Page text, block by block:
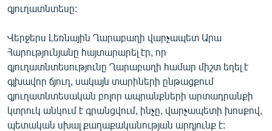
գյուղատնտեսը:
Վերջերս Լեռնային Ղարաբաղի վարչապետ Արա
Հարությունյանը հայտարարել էր, որ
գյուղատնտեսությունը Ղարաբաղի համար միշտ եղել է
գլխավոր ճյուղ, սակայն տարիների ընթացքում
գյուղատնտեսական բոլոր ապրանքների արտադրանքի
կտրուկ անկում է գրանցվում, ինչը, վարչապետի խոսքով,
պետական սխալ քաղաքականության արդյունք է: